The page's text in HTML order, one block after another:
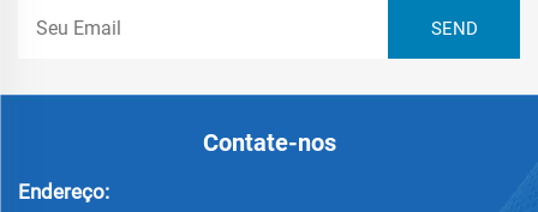
Contate-nos
Endereço: